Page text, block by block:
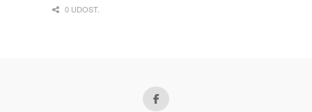
0 UDOST.